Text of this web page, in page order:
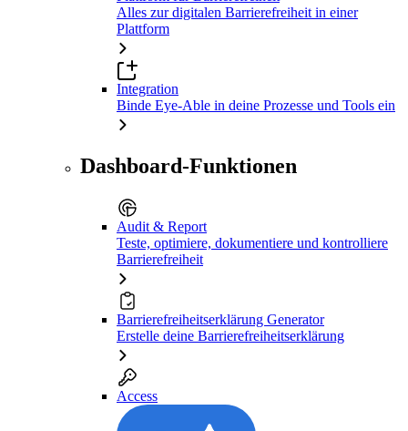
Alles zur digitalen Barrierefreiheit in einer
Plattform
Integration
Binde Eye-Able in deine Prozesse und Tools ein
Dashboard-Funktionen
Audit & Report
Teste, optimiere, dokumentiere und kontrolliere
Barrierefreiheit
Barrierefreiheitserklärung Generator
Erstelle deine Barrierefreiheitserklärung
Access